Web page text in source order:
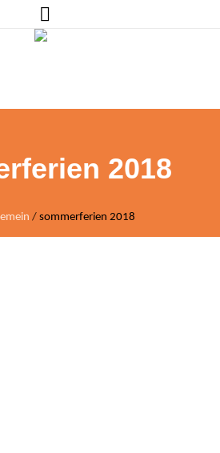
2018
/ sommerferien 2018